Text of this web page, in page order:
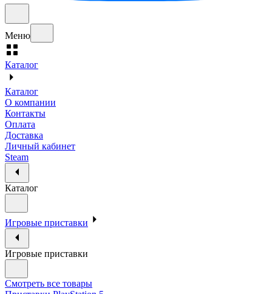
Меню
Каталог
Каталог
О компании
Контакты
Оплата
Доставка
Личный кабинет
Steam
Каталог
Игровые приставки
Игровые приставки
Смотреть все товары